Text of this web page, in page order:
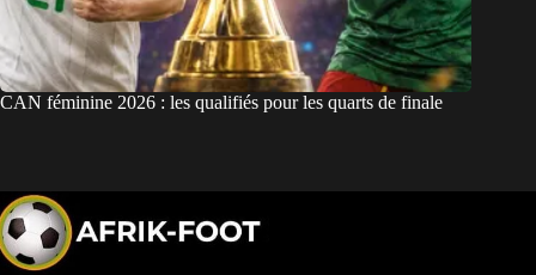
CAN féminine 2026 : les qualifiés pour les quarts de finale